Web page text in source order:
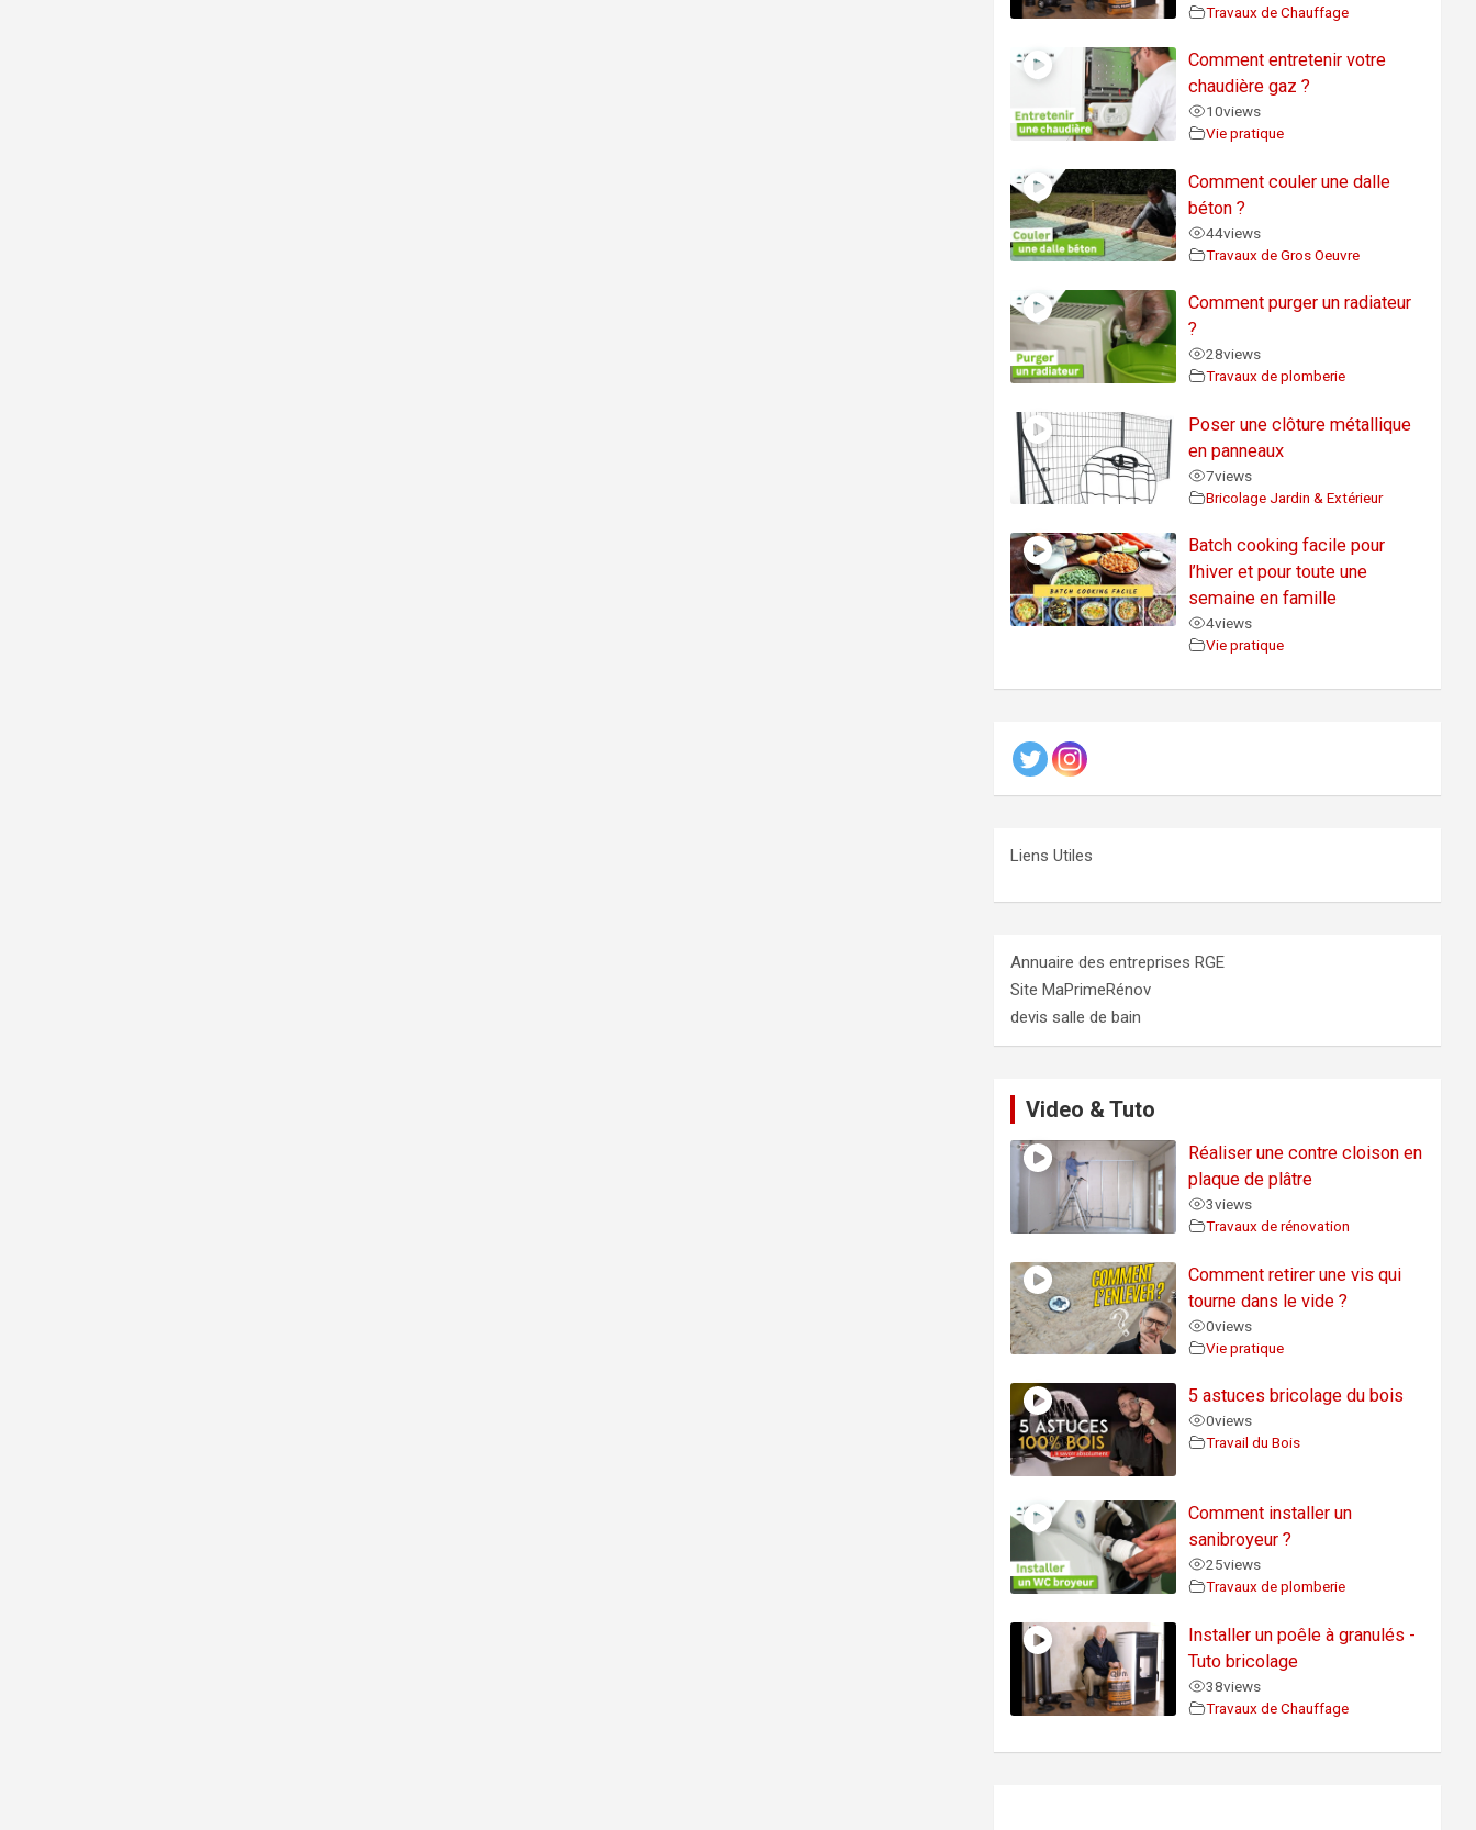
Travaux de Chauffage
Comment entretenir votre
chaudière gaz ?
10views
Vie pratique
Comment couler une dalle
béton ?
44views
Travaux de Gros Oeuvre
Comment purger un radiateur
?
28views
Travaux de plomberie
Poser une clôture métallique
en panneaux
7views
Bricolage Jardin & Extérieur
Batch cooking facile pour
l’hiver et pour toute une
semaine en famille
4views
Vie pratique
Liens Utiles
Annuaire des entreprises RGE
Site MaPrimeRénov
devis salle de bain
Video & Tuto
Réaliser une contre cloison en
plaque de plâtre
3views
Travaux de rénovation
Comment retirer une vis qui
tourne dans le vide ?
0views
Vie pratique
5 astuces bricolage du bois
0views
Travail du Bois
Comment installer un
sanibroyeur ?
25views
Travaux de plomberie
Installer un poêle à granulés -
Tuto bricolage
38views
Travaux de Chauffage